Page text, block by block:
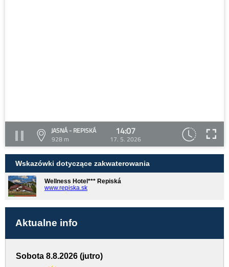
JASNÁ - REPISKÁ
928 m
14:07
17. 5. 2026
Wskazówki dotyczące zakwaterowania
Wellness Hotel*** Repiská
www.repiska.sk
Aktualne info
Sobota 8.8.2026 (jutro)